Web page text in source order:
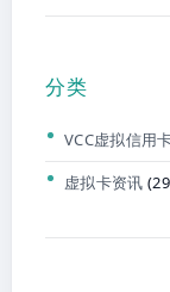
分类
VCC虚拟信用
虚拟卡资讯